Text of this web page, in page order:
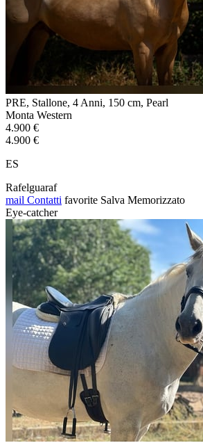
PRE, Stallone, 4 Anni, 150 cm, Pearl
Monta Western
4.900 €
4.900 €
ES
Rafelguaraf
mail Contatti favorite Salva Memorizzato
Eye-catcher